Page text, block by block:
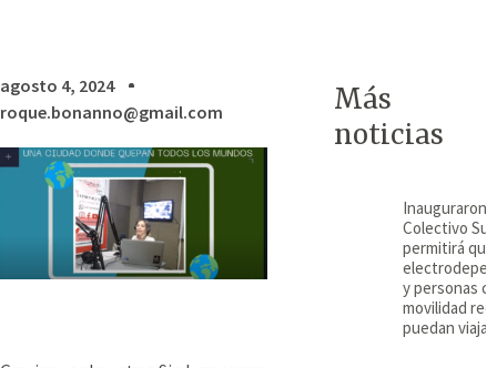
agosto 4, 2024
roque.bonanno@gmail.com
Más
noticias
Inauguraron
Colectivo
permitirá que
y personas
movilidad
puedan viajar